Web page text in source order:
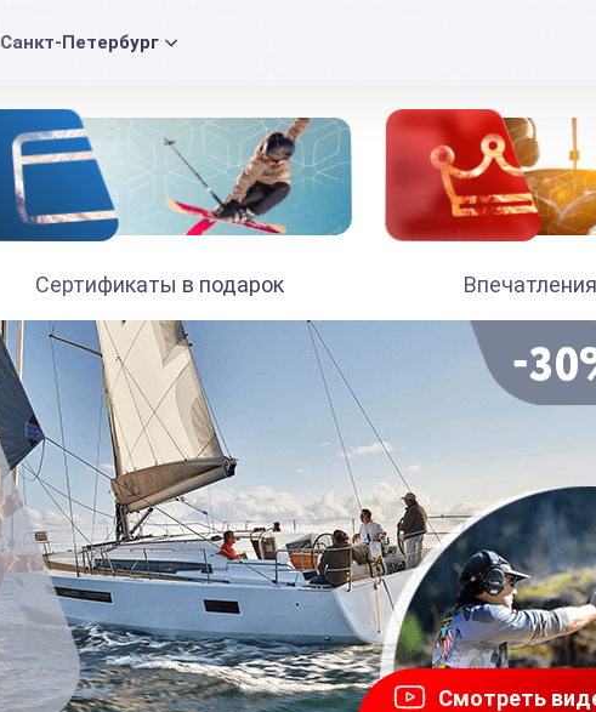
Санкт-Петербург
Сертификаты в подарок
Смотреть